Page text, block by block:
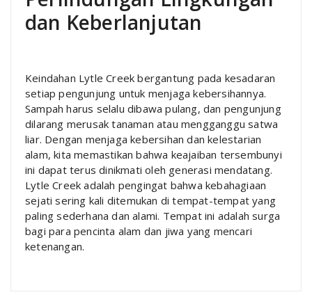
dan Keberlanjutan
Keindahan Lytle Creek bergantung pada kesadaran
setiap pengunjung untuk menjaga kebersihannya.
Sampah harus selalu dibawa pulang, dan pengunjung
dilarang merusak tanaman atau mengganggu satwa
liar. Dengan menjaga kebersihan dan kelestarian
alam, kita memastikan bahwa keajaiban tersembunyi
ini dapat terus dinikmati oleh generasi mendatang.
Lytle Creek adalah pengingat bahwa kebahagiaan
sejati sering kali ditemukan di tempat-tempat yang
paling sederhana dan alami. Tempat ini adalah surga
bagi para pencinta alam dan jiwa yang mencari
ketenangan.